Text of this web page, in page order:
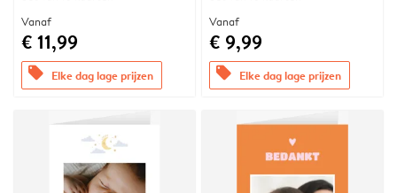
Vanaf
€ 11,99
offers Elke dag lage prijzen
Vanaf
€ 9,99
offers Elke dag lage prijzen